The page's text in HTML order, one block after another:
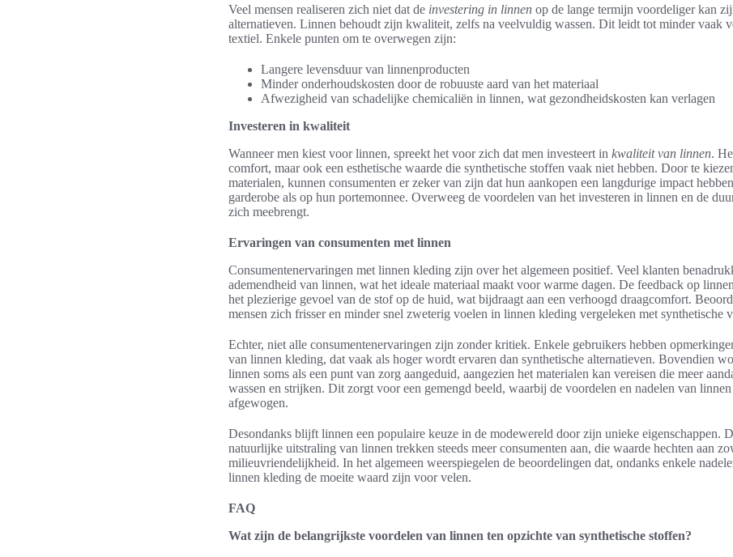
Veel mensen realiseren zich niet dat de investering in linnen op de lange termijn voordeliger kan
alternatieven. Linnen behoudt zijn kwaliteit, zelfs na veelvuldig wassen. Dit leidt tot minder vaak
textiel. Enkele punten om te overwegen zijn:
Langere levensduur van linnenproducten
Minder onderhoudskosten door de robuuste aard van het materiaal
Afwezigheid van schadelijke chemicaliën in linnen, wat gezondheidskosten kan verlagen
Investeren in kwaliteit
Wanneer men kiest voor linnen, spreekt het voor zich dat men investeert in kwaliteit van linnen.
comfort, maar ook een esthetische waarde die synthetische stoffen vaak niet hebben. Door te
materialen, kunnen consumenten er zeker van zijn dat hun aankopen een langdurige impact
garderobe als op hun portemonnee. Overweeg de voordelen van het investeren in linnen en de
zich meebrengt.
Ervaringen van consumenten met linnen
Consumentenervaringen met linnen kleding zijn over het algemeen positief. Veel klanten
ademendheid van linnen, wat het ideale materiaal maakt voor warme dagen. De feedback op
het plezierige gevoel van de stof op de huid, wat bijdraagt aan een verhoogd draagcomfort.
mensen zich frisser en minder snel zweterig voelen in linnen kleding vergeleken met synthetische
Echter, niet alle consumentenervaringen zijn zonder kritiek. Enkele gebruikers hebben
van linnen kleding, dat vaak als hoger wordt ervaren dan synthetische alternatieven. Bovendien
linnen soms als een punt van zorg aangeduid, aangezien het materialen kan vereisen die meer
wassen en strijken. Dit zorgt voor een gemengd beeld, waarbij de voordelen en nadelen van
afgewogen.
Desondanks blijft linnen een populaire keuze in de modewereld door zijn unieke eigenschappen.
natuurlijke uitstraling van linnen trekken steeds meer consumenten aan, die waarde hechten aan
milieuvriendelijkheid. In het algemeen weerspiegelen de beoordelingen dat, ondanks enkele
linnen kleding de moeite waard zijn voor velen.
FAQ
Wat zijn de belangrijkste voordelen van linnen ten opzichte van synthetische stoffen?